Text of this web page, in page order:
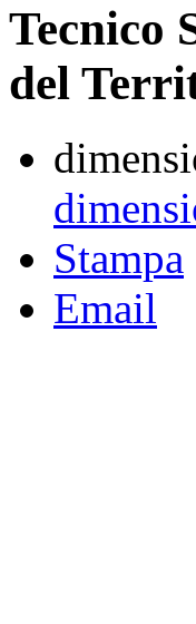
Tecnico
del
Stampa
Email